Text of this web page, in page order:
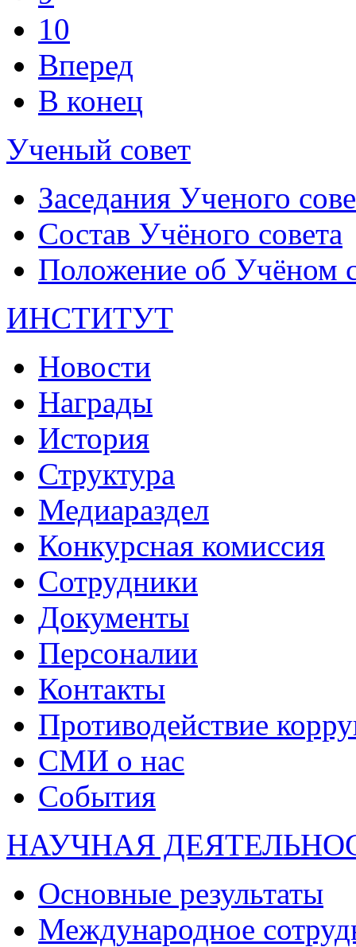
10
Вперед
В конец
Ученый совет
Заседания Ученого
Состав Учёного совета
Положение об Учёном
ИНСТИТУТ
Новости
Награды
История
Структура
Медиараздел
Конкурсная комиссия
Сотрудники
Документы
Персоналии
Контакты
Противодействие
СМИ о нас
События
НАУЧНАЯ
Основные результаты
Международное